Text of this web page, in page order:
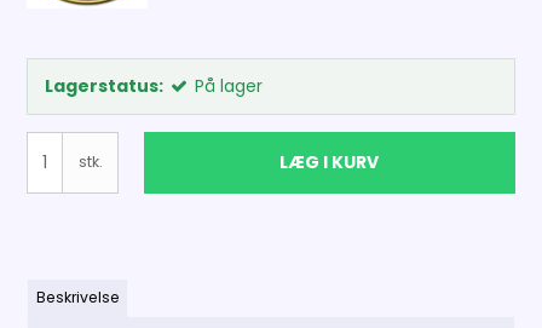
Lagerstatus: På lager
stk. LÆG I KURV
Beskrivelse